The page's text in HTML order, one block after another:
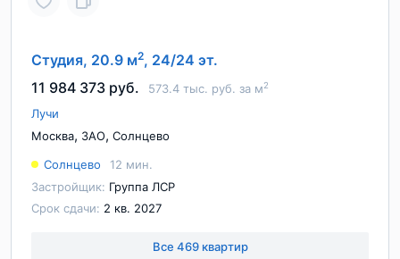
Студия, 20.9 м2, 24/24 эт.
11 984 373 руб.
573.4 тыс. руб. за м2
Лучи
Москва, ЗАО, Солнцево
Солнцево
12 мин.
Застройщик: Группа ЛСР
Срок сдачи: 2 кв. 2027
Все 469 квартир